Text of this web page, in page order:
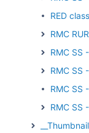
RED
RMC
RMC SS
RMC SS
RMC SS
RMC SS